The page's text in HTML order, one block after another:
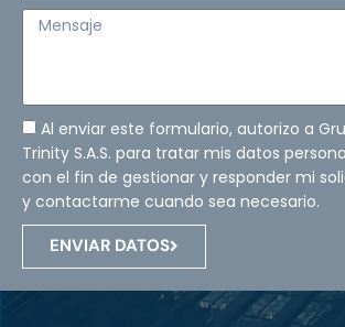
Mensaje
Al enviar este formulario, autorizo a
Trinity S.A.S. para tratar mis datos
con el fin de gestionar y responder mi
y contactarme cuando sea necesario.
ENVIAR DATOS